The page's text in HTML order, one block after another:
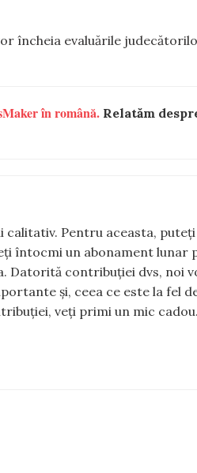
încheia evaluările
în română. Relatăm
calitativ. Pentru aceasta,
întocmi un abonament lunar
Datorită contribuției dvs, noi
și, ceea ce este la fel
veți primi un mic